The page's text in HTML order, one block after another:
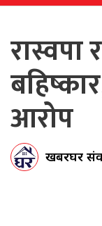
रास्वपा
आरोप
खबरघर